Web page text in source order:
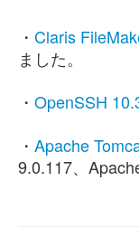
・ Claris
ました。
・ OpenSSH
・ Apache
9.0.117、